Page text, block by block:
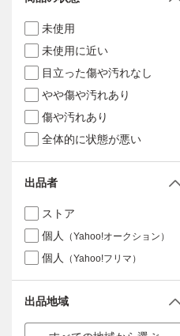
未使用
未使用に近い
目立った傷や汚れなし
やや傷や汚れあり
傷や汚れあり
全体的に状態が悪い
出品者
ストア
個人
（Yahoo!オークション）
個人 （Yahoo!フリマ）
出品地域